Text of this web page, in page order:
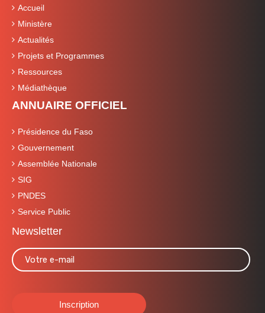
Accueil
Ministère
Actualités
Projets et Programmes
Ressources
Médiathèque
ANNUAIRE OFFICIEL
Présidence du Faso
Gouvernement
Assemblée Nationale
SIG
PNDES
Service Public
Newsletter